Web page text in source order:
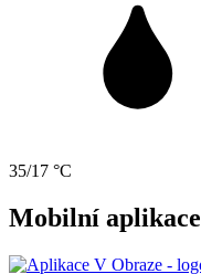
35/17 °C
Mobilní aplikace